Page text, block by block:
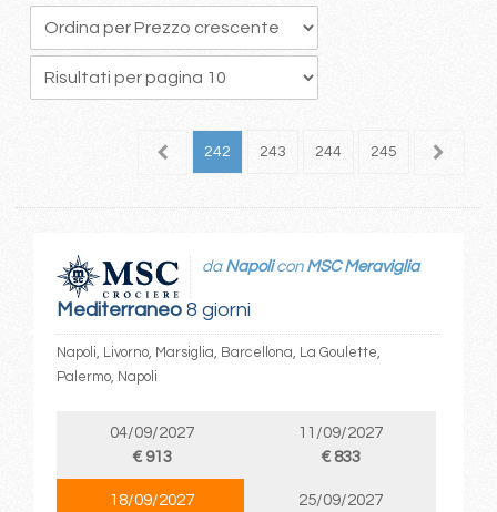
241 242 243 244 245 246
Mediterraneo8 giorni
da Napolicon MSC Meraviglia
Napoli, Livorno, Marsiglia, Barcellona, La Goulette,
Palermo, Napoli
04/09/2027
€ 913
11/09/2027
€ 833
18/09/2027
25/09/2027